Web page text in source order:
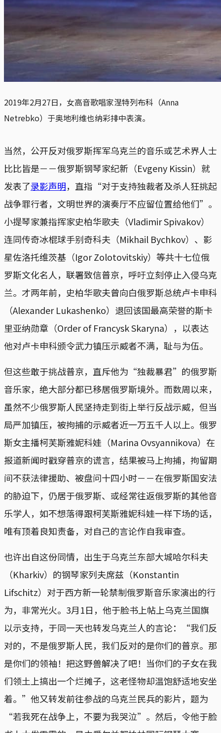
2019年2月27日，女高音歌唱家涅特列布科（Anna
Netrebko）于奥地利维也纳彩排中表演。
当然，公开反对俄罗斯挥军乌克兰的音乐或艺术界人士
比比皆是－－俄罗斯钢琴家纪新（Evgeny Kissin）就
发表了录影声明，直指“对于支持独裁者及杀人狂挑起
战争罪行者，文明世界的演奏厅不应留位置给他们”。
小提琴家兼指挥家史柏华歌夫（Vladimir Spivakov）
连同传奇冰棍球手别奇科夫（Mikhail Bychkov）、影
星佐洛托维茨基（Igor Zolotovitskiy）等共十七位俄
罗斯文化名人，联署致信普京，呼吁立刻停止入侵乌克
兰。才两年前，史柏华歌夫曾向白俄罗斯总统卢卡申科
（Alexander Lukashenko）退回该国最高荣誉的斯卡
里亚纳勋章（Order of Francysk Skaryna），以表达
他对卢卡申科颁令武力镇压示威者不满，耻与为伍。
但这些敢于挑战普京，直斥他为“独裁暴君”的俄罗斯
音乐家，绝大部分都已移居俄罗斯境外。而数周以来，
虽然不少俄罗斯人民坚持走到街上举行反战示威，但当
局严加镇压，被拘捕的示威者近一万五千人以上。俄罗
斯女主播柯芙斯雅妮科娃（Marina Ovsyannikova）在
报道新闻时戳穿普京的谎言，结果被马上拘捕，拘留期
间不获法律援助、被盘问十四小时－－在俄罗斯国安法
的胁迫下，仍居于俄罗斯、或经常往返俄罗斯的其他音
乐学人，如不想落得跟柯芙斯雅妮科娃一样下场的话，
唯有顶着良知责备，对自己的言论作自我审查。
也许出自这份同情，出生于乌克兰东部大城哈尔科夫
（Kharkiv）的钢琴家列夫席兹（Konstantin
Lifschitz）对于西方新一轮禁制俄罗斯音乐家演出的行
为，非常光火。3月1日，他于脸书上帖上乌克兰国旗
以示支持，于同一天也转发乌克兰人的言论：“我们反
对的，不是俄罗斯人民，我们反对的是你们的普京。那
是你们的领袖！把这野兽解决了吧！当你们的子女在我
们领土上搞出一个烂摊子，这老怪物却温饱舒适地安坐
着。”他又转发前往参战的乌克兰民兵的影片，题为
“若我死在战争上，不要为我哭泣”。然后，令他于脸